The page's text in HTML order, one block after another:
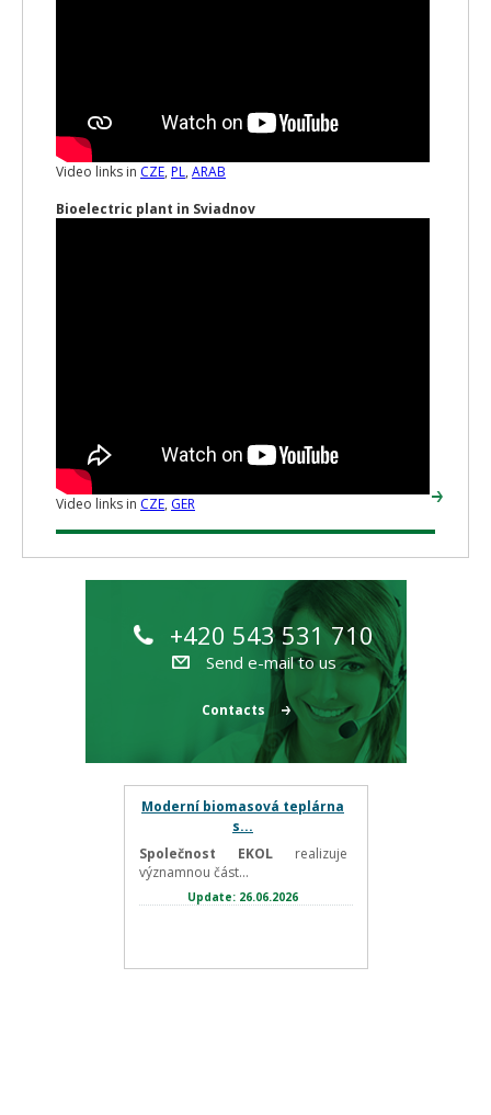
Video links in CZE, PL, ARAB
Bioelectric plant in Sviadnov
Video links in CZE, GER
+420 543 531 710
Send e-mail to us
Contacts
Moderní biomasová teplárna
s...
Společnost EKOLrealizuje
významnou část...
Update: 26.06.2026